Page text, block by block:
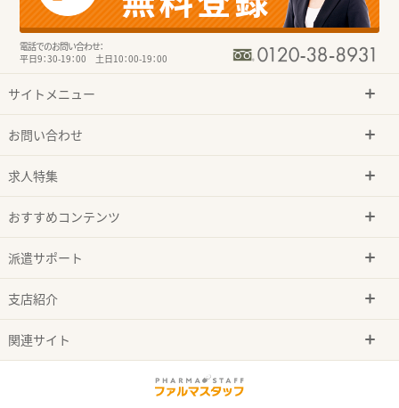
電話でのお問い合わせ：
平日9：30-19：00 土日10：00-19：00
サイトメニュー
お問い合わせ
求人特集
おすすめコンテンツ
派遣サポート
支店紹介
関連サイト